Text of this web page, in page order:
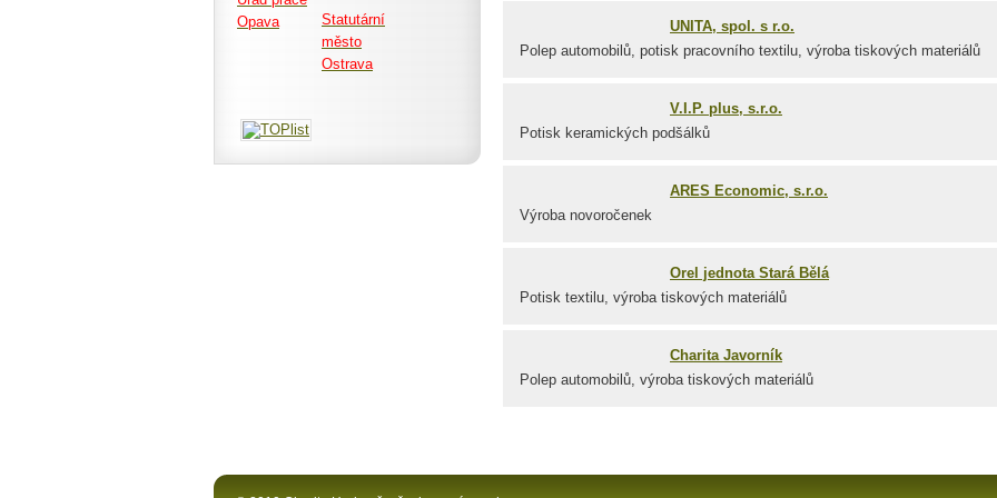
UNITA, spol. s r.o.
Polep automobilů, potisk pracovního textilu, výroba tiskových materiálů
V.I.P. plus, s.r.o.
Potisk keramických podšálků
ARES Economic, s.r.o.
Výroba novoročenek
Orel jednota Stará Bělá
Potisk textilu, výroba tiskových materiálů
Charita Javorník
Polep automobilů, výroba tiskových materiálů
Opava
Statutární
město
Ostrava